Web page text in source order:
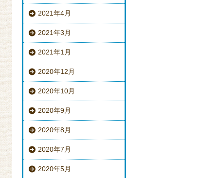
2021年4月
2021年3月
2021年1月
2020年12月
2020年10月
2020年9月
2020年8月
2020年7月
2020年5月